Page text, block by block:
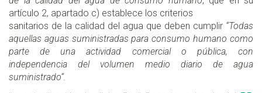
artículo 2, apartado c) establece los criterios
sanitarios de la calidad del agua que deben cumplir “Todas
aquellas aguas suministradas para consumo humano como
parte de una actividad comercial o pública, con
independencia del volumen medio diario de agua
suministrado“.